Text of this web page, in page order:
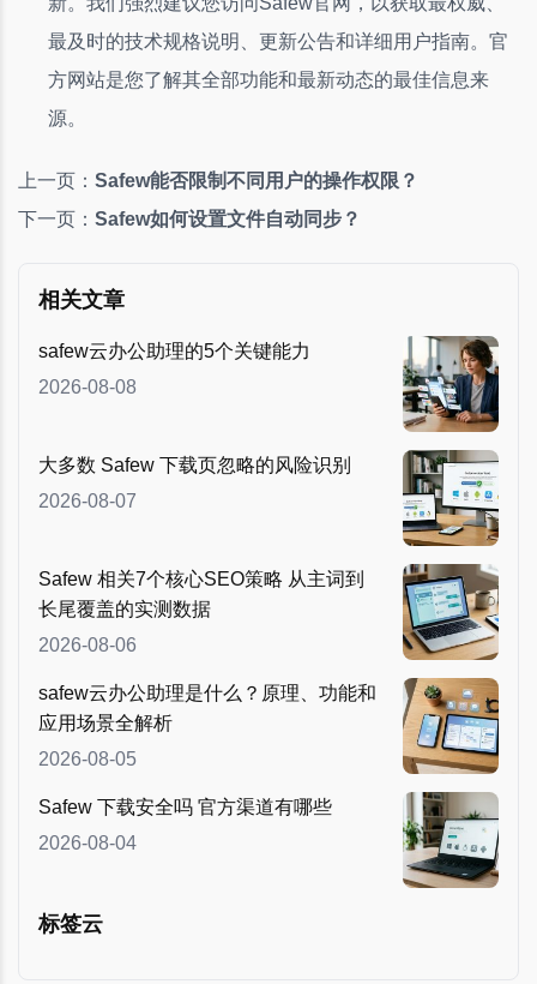
最及时的技术规格说明、更新公告和详细用户指南。官
方网站是您了解其全部功能和最新动态的最佳信息来
源。
上一页： Safew能否限制不同用户的操作权限？
下一页： Safew如何设置文件自动同步？
相关文章
safew云办公助理的5个关键能力
2026-08-08
大多数 Safew 下载页忽略的风险识别
2026-08-07
Safew 相关7个核心SEO策略 从主词到
长尾覆盖的实测数据
2026-08-06
safew云办公助理是什么？原理、功能和
应用场景全解析
2026-08-05
Safew 下载安全吗 官方渠道有哪些
2026-08-04
标签云